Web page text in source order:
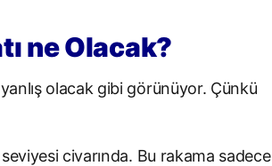
ne Olacak?
olacak gibi görünüyor. Çünkü
civarında. Bu rakama sadece